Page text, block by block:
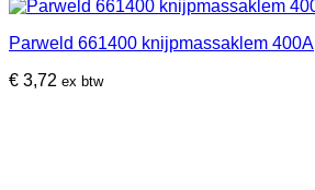
Parweld 661400 knijpmassaklem 400A
€ 3,72 ex btw